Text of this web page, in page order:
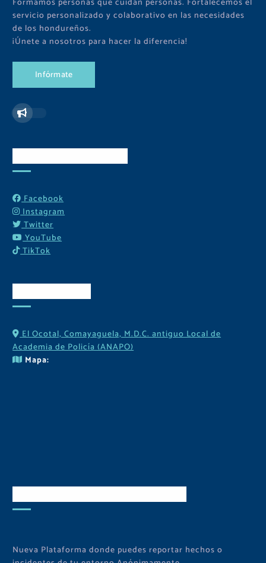
Formamos personas que cuidan personas. Fortalecemos el
servicio personalizado y colaborativo en las necesidades
de los hondureños.
¡Únete a nosotros para hacer la diferencia!
Infórmate
Facebook
Instagram
Twitter
YouTube
TikTok
El Ocotal, Comayaguela, M.D.C. antiguo Local de
Academia de Policía (ANAPO)
Mapa:
Nueva Plataforma donde puedes reportar hechos o